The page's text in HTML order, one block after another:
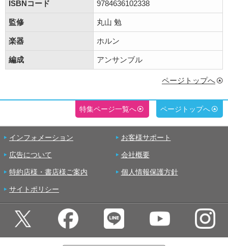
ISBNコード 9784636102338
監修 丸山 勉
楽器 ホルン
編成 アンサンブル
ページトップへ
特集ページ一覧へ ページトップへ
インフォメーション お客様サポート
広告について 会社概要
特約店様・書店様ご案内 個人情報保護方針
サイトポリシー